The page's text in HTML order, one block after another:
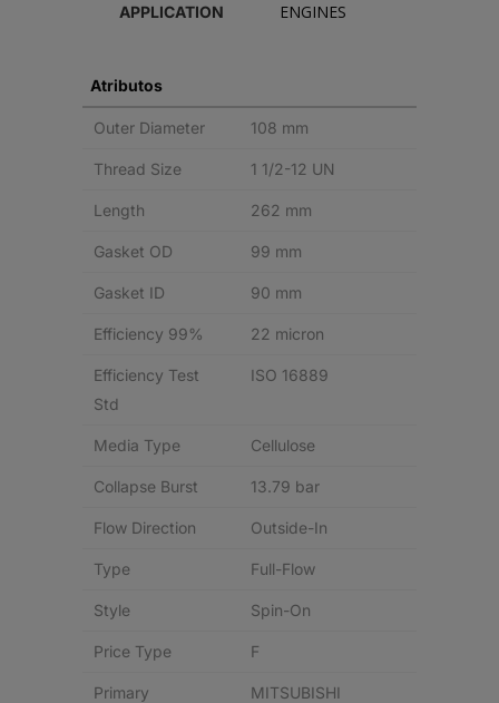
APPLICATION
ENGINES
Atributos
Outer Diameter 108 mm
Thread Size 1 1/2-12 UN
Length 262 mm
Gasket OD 99 mm
Gasket ID 90 mm
Efficiency 99% 22 micron
Efficiency Test
Std
ISO 16889
Media Type Cellulose
Collapse Burst 13.79 bar
Flow Direction Outside-In
Type Full-Flow
Style Spin-On
Price Type F
Primary
MITSUBISHI